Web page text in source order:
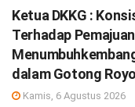
Ketua DKKG :
Terhadap
dalam Gotong
Kamis, 6 Agustus 2026